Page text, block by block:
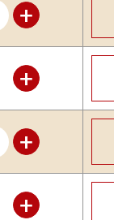
+
+
+
+